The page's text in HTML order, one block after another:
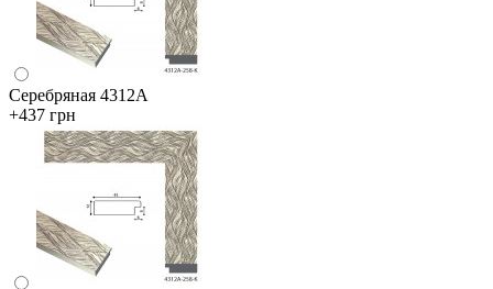
Серебряная 4312А
+437 грн